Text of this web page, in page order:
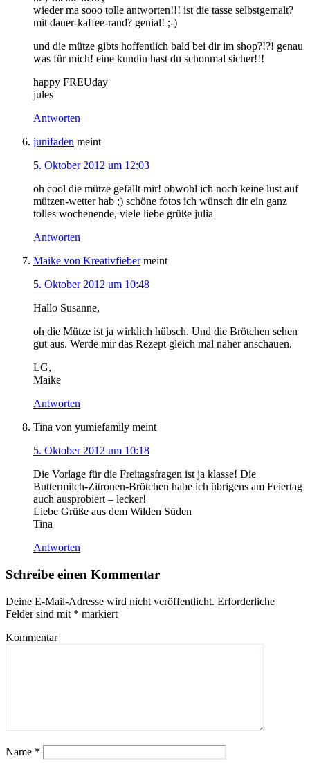
wieder ma sooo tolle antworten!!! ist die tasse selbstgemalt?
mit dauer-kaffee-rand? genial! ;-)
und die mütze gibts hoffentlich bald bei dir im shop?!?! genau
was für mich! eine kundin hast du schonmal sicher!!!
happy FREUday
jules
Antworten
junifaden meint
5. Oktober 2012 um 12:03
oh cool die mütze gefällt mir! obwohl ich noch keine lust auf
mützen-wetter hab ;) schöne fotos ich wünsch dir ein ganz
tolles wochenende, viele liebe grüße julia
Antworten
Maike von Kreativfieber meint
5. Oktober 2012 um 10:48
Hallo Susanne,
oh die Mütze ist ja wirklich hübsch. Und die Brötchen sehen
gut aus. Werde mir das Rezept gleich mal näher anschauen.
LG,
Maike
Antworten
Tina von yumiefamily meint
5. Oktober 2012 um 10:18
Die Vorlage für die Freitagsfragen ist ja klasse! Die
Buttermilch-Zitronen-Brötchen habe ich übrigens am Feiertag
auch ausprobiert – lecker!
Liebe Grüße aus dem Wilden Süden
Tina
Antworten
Schreibe einen Kommentar
Deine E-Mail-Adresse wird nicht veröffentlicht. Erforderliche
Felder sind mit * markiert
Kommentar
Name *